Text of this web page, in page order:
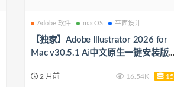
Adobe 软件 macOS 平面设计
【独家】Adobe Illustrator 2026 for
Mac v30.5.1 Ai中文原生一键安装版
启动速度超快）
2 月前 16.54K 15